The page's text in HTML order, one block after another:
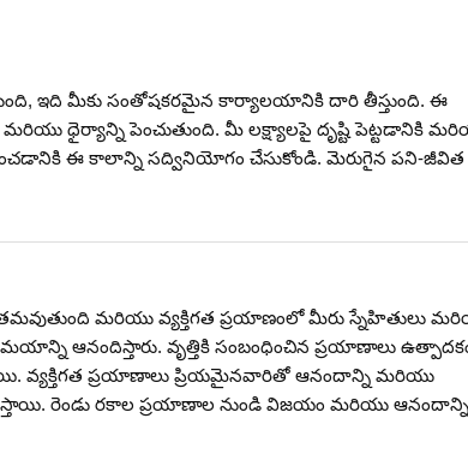
ఇది మీకు సంతోషకరమైన కార్యాలయానికి దారి తీస్తుంది. ఈ
ధైర్యాన్ని పెంచుతుంది. మీ లక్ష్యాలపై దృష్టి పెట్టడానికి
ఈ కాలాన్ని సద్వినియోగం చేసుకోండి. మెరుగైన పని-జీవిత
మరియు వ్యక్తిగత ప్రయాణంలో మీరు స్నేహితులు
ఆనందిస్తారు. వృత్తికి సంబంధించిన ప్రయాణాలు
వ్యక్తిగత ప్రయాణాలు ప్రియమైనవారితో ఆనందాన్ని మరియు
రెండు రకాల ప్రయాణాల నుండి విజయం మరియు ఆనందాన్ని